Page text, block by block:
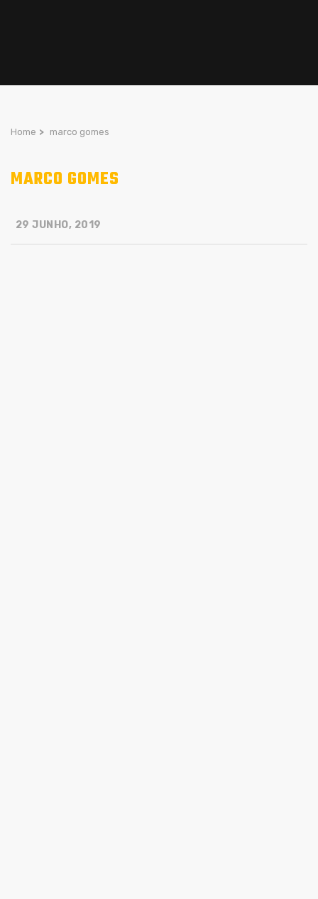
Home > marco gomes
MARCO GOMES
29 JUNHO, 2019